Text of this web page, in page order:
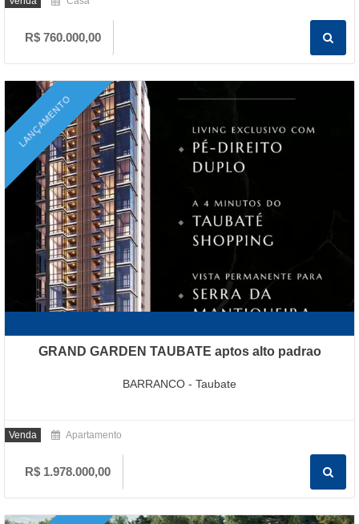
R$ 760.000,00
LANÇAMENTO
GRAND GARDEN TAUBATE aptos alto padrao
BARRANCO - Taubate
Venda Apartamento
R$ 1.978.000,00